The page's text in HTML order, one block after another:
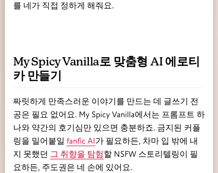
를 네가 직접 정하게 해줘요.
My Spicy Vanilla로 맞춤형 AI 에로티
카 만들기
짜릿하게 만족스러운 이야기를 만드는 데 글쓰기 전
공은 필요 없어요. My Spicy Vanilla에서는 프롬프트 하
나와 약간의 호기심만 있으면 충분하죠. 금지된 커플
링을 밀어붙일 fanfic AI가 필요하든, 차마 입 밖에 내
지 못했던 그 취향을 탐험할 NSFW 스토리텔링이 필
요하든, 주도권은 네 손에 있어요.